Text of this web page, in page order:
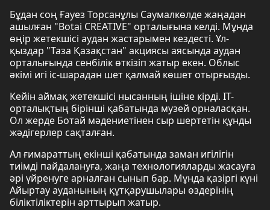
Бұдан соң Ғауез Торсанұлы Саумалкөлде жаңадан
ашылған "Botai CREATIVE" орталығына келді. Мұнда
өңір жетекшісі аудан жастарымен кездесті. Ұл-
қыздар "Таза Қазақстан" акциясы аясында аудан
орталығында сенбілік өткізіп жатыр екен. Облыс
әкімі игі іс-шарадан шет қалмай көшет отырғызды.
Кейін аймақ жетекшісі нысанның ішіне кірді. IT-
орталықтың бірінші қабатында музей орналасқан.
Ол жерде Ботай мәдениетінен сыр шертетін құнды
жәдігерлер сақталған.
Ал ғимараттың екінші қабатында заман игілігін
тиімді пайдалануға, жаңа технологияларды жасауға
әрі үйренуге арналған сынып бар. Мұнда қазіргі күні
Айыртау ауданының құтқарушылары өздерінің
біліктіліктерін арттырып жатыр.